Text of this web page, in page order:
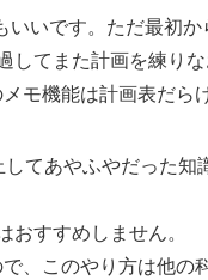
いです。ただ最初
してまた計画を練り
モ機能は計画表だら
てあやふやだった知
おすすめしません。
、このやり方は他の